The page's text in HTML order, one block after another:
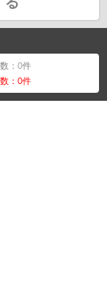
：0件
：0件